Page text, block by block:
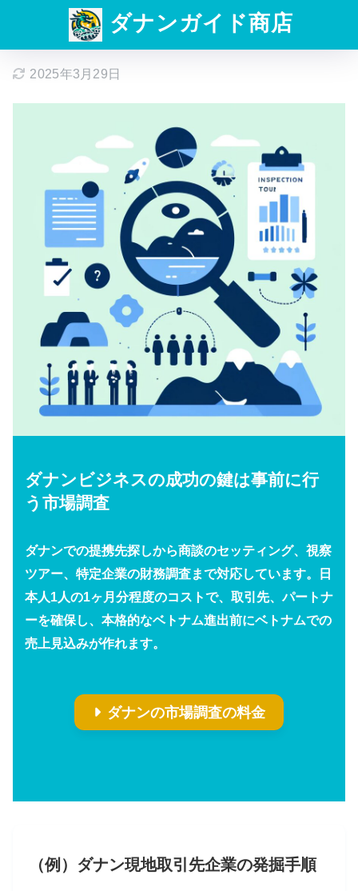
ダナンガイド商店
2025年3月29日
ダナンビジネスの成功の鍵は事前に行
う市場調査
ダナンでの提携先探しから商談のセッティング、視察
ツアー、特定企業の財務調査まで対応しています。日
本人1人の1ヶ月分程度のコストで、取引先、パートナ
ーを確保し、本格的なベトナム進出前にベトナムでの
売上見込みが作れます。
ダナンの市場調査の料金
（例）ダナン現地取引先企業の発掘手順